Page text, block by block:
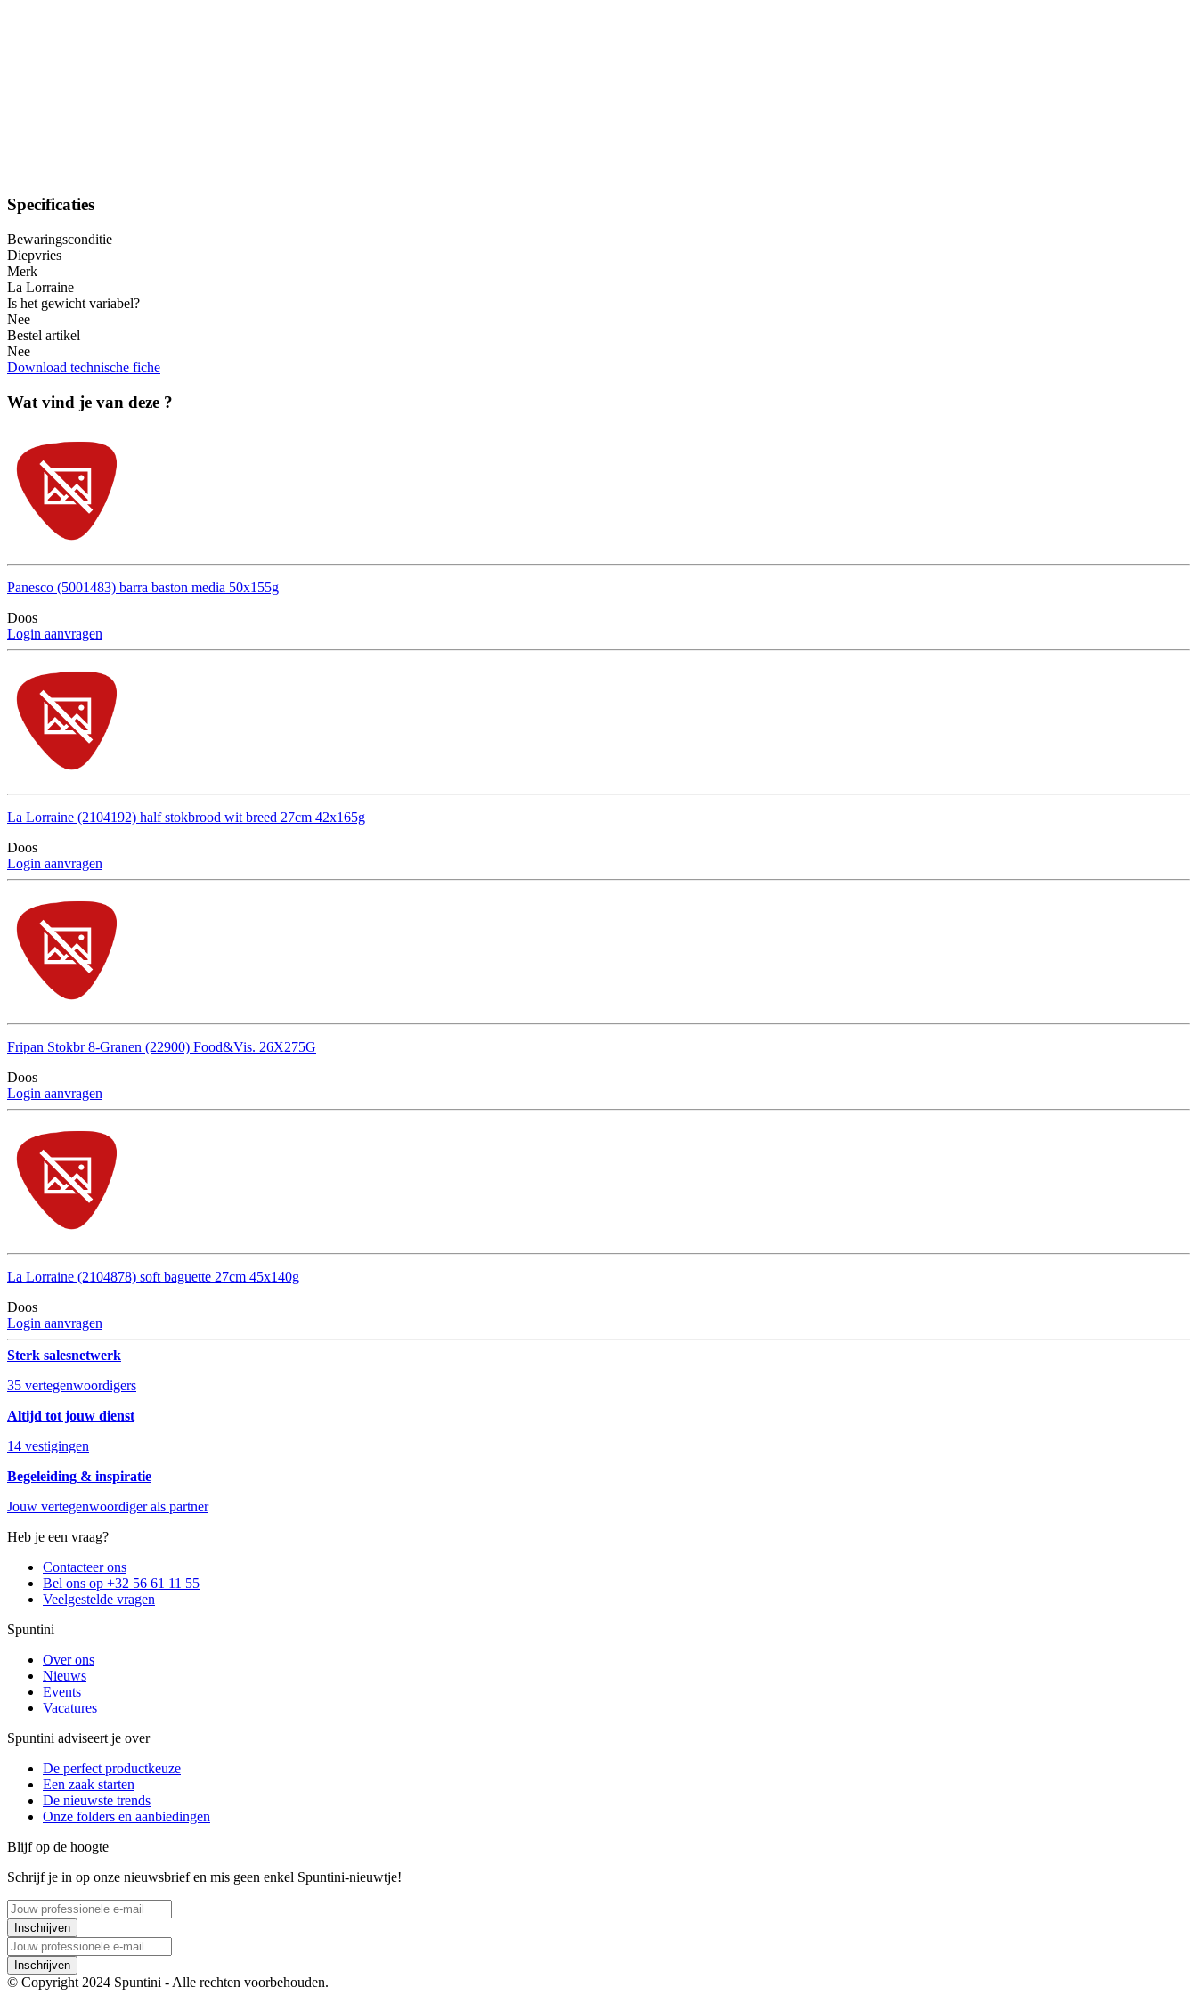
Specificaties
Bewaringsconditie
Diepvries
Merk
La Lorraine
Is het gewicht variabel?
Nee
Bestel artikel
Nee
Download technische fiche
Wat vind je van deze ?
Panesco (5001483) barra baston media 50x155g
Doos
Login aanvragen
La Lorraine (2104192) half stokbrood wit breed 27cm 42x165g
Doos
Login aanvragen
Fripan Stokbr 8-Granen (22900) Food&Vis. 26X275G
Doos
Login aanvragen
La Lorraine (2104878) soft baguette 27cm 45x140g
Doos
Login aanvragen
Sterk salesnetwerk
35 vertegenwoordigers
Altijd tot jouw dienst
14 vestigingen
Begeleiding & inspiratie
Jouw vertegenwoordiger als partner
Heb je een vraag?
Contacteer ons
Bel ons op +32 56 61 11 55
Veelgestelde vragen
Spuntini
Over ons
Nieuws
Events
Vacatures
Spuntini adviseert je over
De perfect productkeuze
Een zaak starten
De nieuwste trends
Onze folders en aanbiedingen
Blijf op de hoogte
Schrijf je in op onze nieuwsbrief en mis geen enkel Spuntini-nieuwtje!
Inschrijven
Inschrijven
© Copyright 2024 Spuntini - Alle rechten voorbehouden.